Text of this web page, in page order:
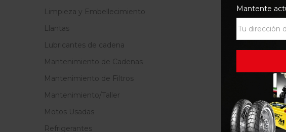
Limpieza y Embellecimiento
Llantas
Lubricantes de cadena
Mantenimiento de Cadenas
Mantenimiento de Filtros
Mantenimiento/Taller
Motos Usadas
Refrigerantes
Mantente